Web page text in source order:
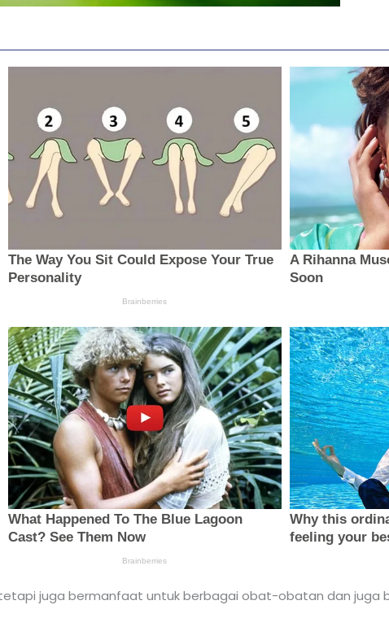
juga bermanfaat untuk berbagai obat-obatan dan juga